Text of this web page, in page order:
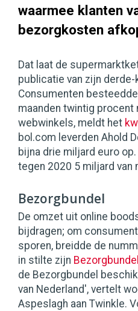
waarmee klanten
bezorgkosten
Dat laat de
publicatie van zijn
Consumenten
maanden twintig procent
webwinkels, meldt het
bol.com leverden Ahold
bijna drie miljard euro
tegen 2020 5 miljard van
Bezorgbundel
De omzet uit online
bijdragen; om
sporen, breidde de
in stilte zijn Bezorgbundel
de Bezorgbundel
van Nederland', vertelt
Aspeslagh aan Twinkle.